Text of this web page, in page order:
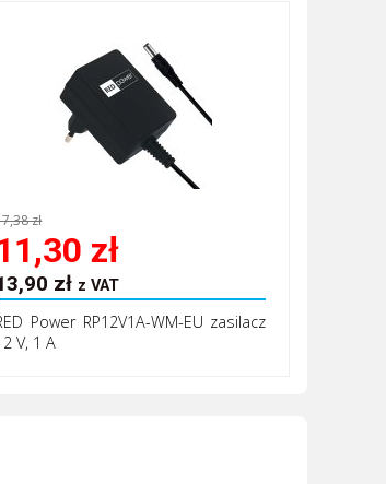
zł
zł
zł z VAT
Power RP12V1A-WM-EU zasilacz
V, 1 A